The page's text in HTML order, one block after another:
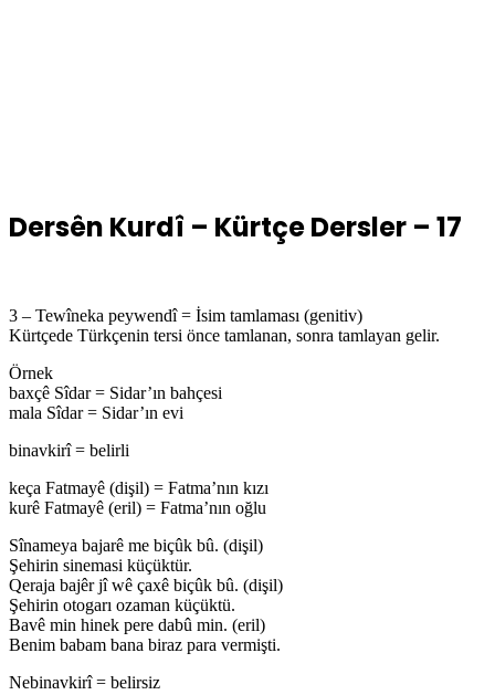
Dersên Kurdî – Kürtçe Dersler – 17
3 – Tewîneka peywendî = İsim tamlaması (genitiv)
Kürtçede Türkçenin tersi önce tamlanan, sonra tamlayan gelir.
Örnek
baxçê Sîdar = Sidar’ın bahçesi
mala Sîdar = Sidar’ın evi
binavkirî = belirli
keça Fatmayê (dişil) = Fatma’nın kızı
kurê Fatmayê (eril) = Fatma’nın oğlu
Sînameya bajarê me biçûk bû. (dişil)
Şehirin sinemasi küçüktür.
Qeraja bajêr jî wê çaxê biçûk bû. (dişil)
Şehirin otogarı ozaman küçüktü.
Bavê min hinek pere dabû min. (eril)
Benim babam bana biraz para vermişti.
Nebinavkirî = belirsiz